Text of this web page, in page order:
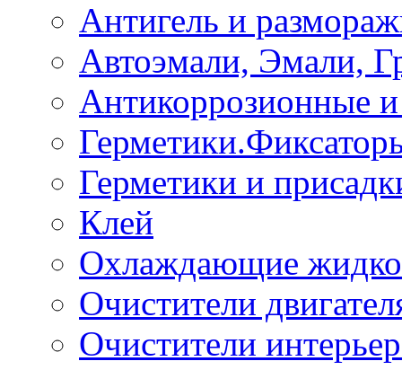
Антигель и
Автоэмали, Эмали,
Антикоррозионные
Герметики и
Клей
Охлаждающие
Очистители
Очистители